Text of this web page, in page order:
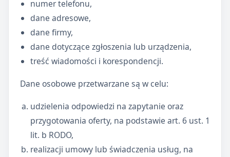
numer telefonu,
dane adresowe,
dane firmy,
dane dotyczące zgłoszenia lub urządzenia,
treść wiadomości i korespondencji.
Dane osobowe przetwarzane są w celu:
udzielenia odpowiedzi na zapytanie oraz
przygotowania oferty, na podstawie art. 6 ust. 1
lit. b RODO,
realizacji umowy lub świadczenia usług, na